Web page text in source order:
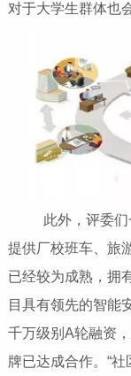
对于大学生群体也
此外，评委们一
提供厂校班车、旅
已经较为成熟，拥
目具有领先的智能
千万级别A轮融资
牌已达成合作。“